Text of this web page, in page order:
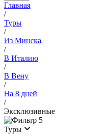
Главная
/
Туры
/
Из Минска
/
В Италию
/
В Вену
/
На 8 дней
/
Эксклюзивные
5
Туры